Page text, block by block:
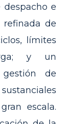
despacho e
refinada de
límites
y un
de
escala.